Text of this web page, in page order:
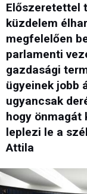
Előszeretettel
küzdelem
megfelelően
parlamenti
gazdasági
ügyeinek jobb
ugyancsak
hogy önmagát
leplezi le a
Attila